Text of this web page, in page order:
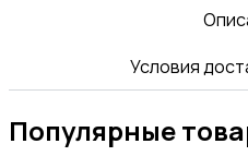
Условия
Популярные